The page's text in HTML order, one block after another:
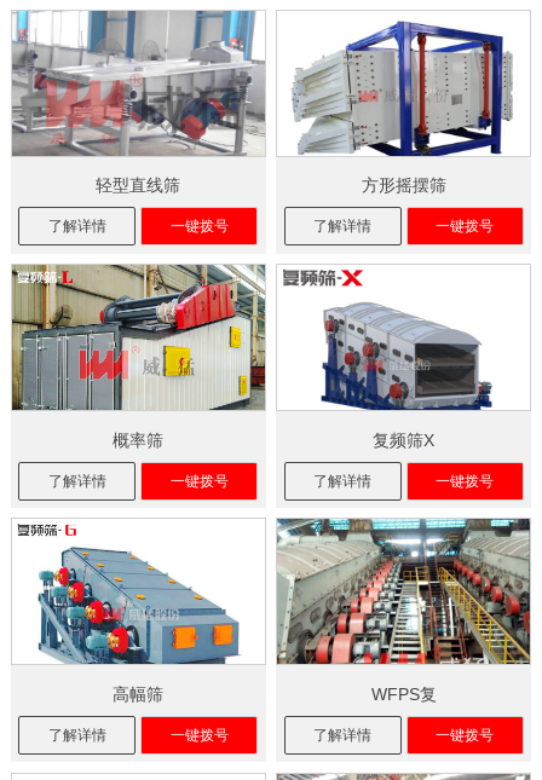
轻型直线筛
了解详情 一键拨号
方形摇摆筛
了解详情 一键拨号
概率筛
了解详情 一键拨号
复频筛X
了解详情 一键拨号
高幅筛
了解详情 一键拨号
WFPS复
了解详情 一键拨号